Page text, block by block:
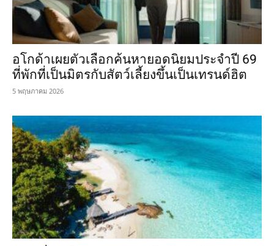
อโกด้าเผยตัวเลือกค้นหายอดนิยมประจำปี 69
ที่พักที่เป็นมิตรกับสัตว์เลี้ยงขึ้นเป็นเทรนด์ฮิต
5 พฤษภาคม 2026